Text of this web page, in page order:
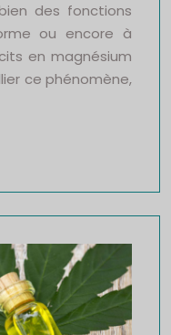
des fonctions
ou encore à
en magnésium
ce phénomène,